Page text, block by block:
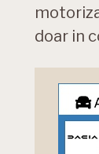
doar in